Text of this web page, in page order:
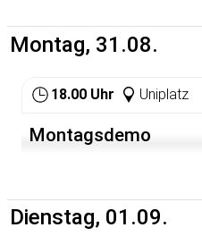
Montag, 31.08.
18.00 Uhr Uniplatz
Montagsdemo
Dienstag, 01.09.